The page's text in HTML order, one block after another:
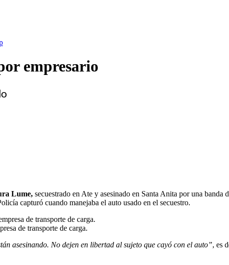
empresario
Lume, secuestrado en Ate y asesinado en Santa Anita por una
capturó cuando manejaba el auto usado en el secuestro.
de transporte de carga.
asesinando. No dejen en libertad al sujeto que cayó con el auto”, es